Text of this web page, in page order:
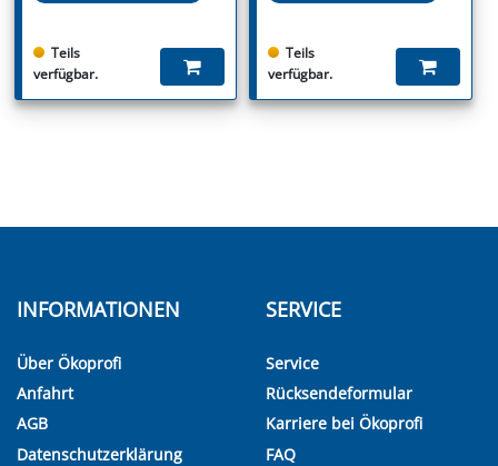
Teils
verfügbar.
Teils
verfügbar.
INFORMATIONEN
Über Ökoprofi
Anfahrt
AGB
Datenschutzerklärung
SERVICE
Service
Rücksendeformular
Karriere bei Ökoprofi
FAQ